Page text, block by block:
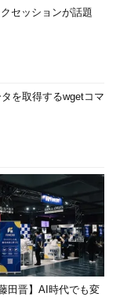
面2）。
」にバックアッ
クアップする）
セッションが話題
を取得するwgetコマ
田晋】AI時代でも変